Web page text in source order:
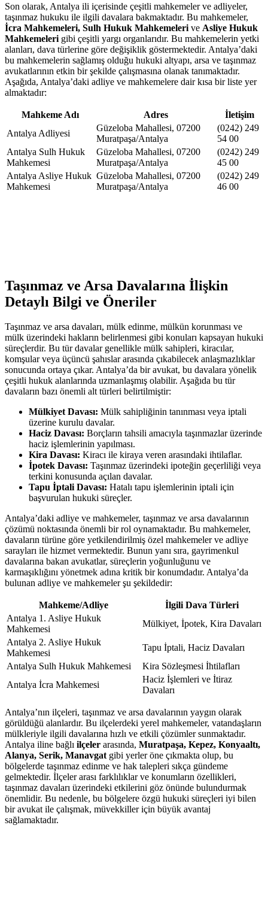
Son olarak, Antalya ili içerisinde çeşitli mahkemeler ve adliyeler,
taşınmaz hukuku ile ilgili davalara bakmaktadır. Bu mahkemeler,
İcra Mahkemeleri, Sulh Hukuk Mahkemeleri ve Asliye Hukuk
Mahkemeleri gibi çeşitli yargı organlarıdır. Bu mahkemelerin yetki
alanları, dava türlerine göre değişiklik göstermektedir. Antalya’daki
bu mahkemelerin sağlamış olduğu hukuki altyapı, arsa ve taşınmaz
avukatlarının etkin bir şekilde çalışmasına olanak tanımaktadır.
Aşağıda, Antalya’daki adliye ve mahkemelere dair kısa bir liste yer
almaktadır:
Mahkeme Adı Adres
İletişim
Antalya Adliyesi
Güzeloba Mahallesi, 07200
Muratpaşa/Antalya
(0242) 249
54 00
Antalya Sulh Hukuk
Mahkemesi
Güzeloba Mahallesi, 07200
Muratpaşa/Antalya
(0242) 249
45 00
Antalya Asliye Hukuk
Mahkemesi
Güzeloba Mahallesi, 07200
Muratpaşa/Antalya
(0242) 249
46 00
Taşınmaz ve Arsa Davalarına İlişkin
Detaylı Bilgi ve Öneriler
Taşınmaz ve arsa davaları, mülk edinme, mülkün korunması ve
mülk üzerindeki hakların belirlenmesi gibi konuları kapsayan hukuki
süreçlerdir. Bu tür davalar genellikle mülk sahipleri, kiracılar,
komşular veya üçüncü şahıslar arasında çıkabilecek anlaşmazlıklar
sonucunda ortaya çıkar. Antalya’da bir avukat, bu davalara yönelik
çeşitli hukuk alanlarında uzmanlaşmış olabilir. Aşağıda bu tür
davaların bazı önemli alt türleri belirtilmiştir:
Mülkiyet Davası: Mülk sahipliğinin tanınması veya iptali
üzerine kurulu davalar.
Haciz Davası: Borçların tahsili amacıyla taşınmazlar üzerinde
haciz işlemlerinin yapılması.
Kira Davası: Kiracı ile kiraya veren arasındaki ihtilaflar.
İpotek Davası: Taşınmaz üzerindeki ipoteğin geçerliliği veya
terkini konusunda açılan davalar.
Tapu İptali Davası: Hatalı tapu işlemlerinin iptali için
başvurulan hukuki süreçler.
Antalya’daki adliye ve mahkemeler, taşınmaz ve arsa davalarının
çözümü noktasında önemli bir rol oynamaktadır. Bu mahkemeler,
davaların türüne göre yetkilendirilmiş özel mahkemeler ve adliye
sarayları ile hizmet vermektedir. Bunun yanı sıra, gayrimenkul
davalarına bakan avukatlar, süreçlerin yoğunluğunu ve
karmaşıklığını yönetmek adına kritik bir konumdadır. Antalya’da
bulunan adliye ve mahkemeler şu şekildedir:
Mahkeme/Adliye
İlgili Dava Türleri
Antalya 1. Asliye Hukuk
Mahkemesi
Mülkiyet, İpotek, Kira Davaları
Antalya 2. Asliye Hukuk
Mahkemesi
Tapu İptali, Haciz Davaları
Antalya Sulh Hukuk Mahkemesi
Kira Sözleşmesi İhtilafları
Antalya İcra Mahkemesi
Haciz İşlemleri ve İtiraz
Davaları
Antalya’nın ilçeleri, taşınmaz ve arsa davalarının yaygın olarak
görüldüğü alanlardır. Bu ilçelerdeki yerel mahkemeler, vatandaşların
mülkleriyle ilgili davalarına hızlı ve etkili çözümler sunmaktadır.
Antalya iline bağlı ilçeler arasında, Muratpaşa, Kepez, Konyaaltı,
Alanya, Serik, Manavgatgibi yerler öne çıkmakta olup, bu
bölgelerde taşınmaz edinme ve hak talepleri sıkça gündeme
gelmektedir. İlçeler arası farklılıklar ve konumların özellikleri,
taşınmaz davaları üzerindeki etkilerini göz önünde bulundurmak
önemlidir. Bu nedenle, bu bölgelere özgü hukuki süreçleri iyi bilen
bir avukat ile çalışmak, müvekkiller için büyük avantaj
sağlamaktadır.